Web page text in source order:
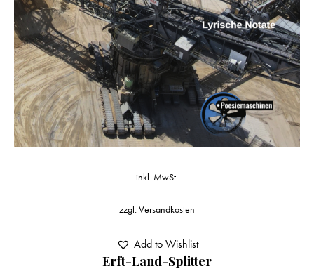
Erft-Land-Splitter
inkl. MwSt.
zzgl.Versandkosten
Add to Wishlist